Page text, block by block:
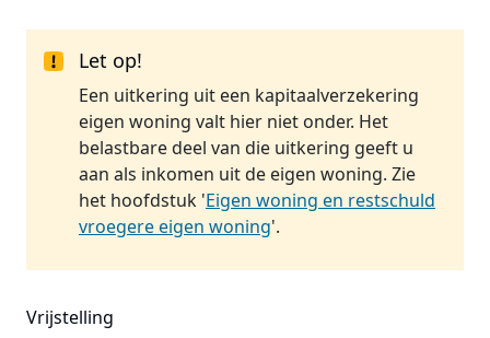
Let op!
Een uitkering uit een kapitaalverzekering
eigen woning valt hier niet onder. Het
belastbare deel van die uitkering geeft u
aan als inkomen uit de eigen woning. Zie
het hoofdstuk 'Eigen woning en restschuld
vroegere eigen woning'.
Vrijstelling